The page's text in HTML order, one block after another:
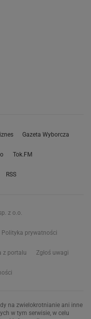
Gazeta Wyborcza
Tok.FM
RSS
z o.o.
Polityka prywatności
z portalu Zgłoś uwagi
na zwielokrotnianie ani inne
w tym serwisie, w celu